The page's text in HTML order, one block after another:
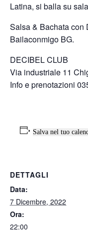
Latina, si balla su
Salsa & Bachata con
Bailaconmigo BG.
DECIBEL CLUB
Via industriale 11
Info e prenotazioni
Salva nel tuo
DETTAGLI
Data:
7 Dicembre, 2022
Ora:
22:00